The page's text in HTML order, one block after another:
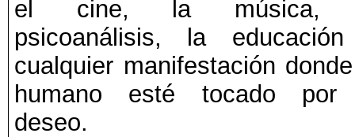
el cine, la música,
psicoanálisis, la
cualquier manifestación
humano esté tocado por
deseo.